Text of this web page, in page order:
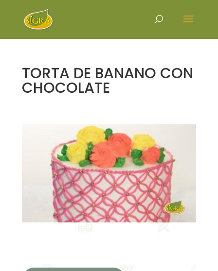
TORTA DE BANANO CON
CHOCOLATE